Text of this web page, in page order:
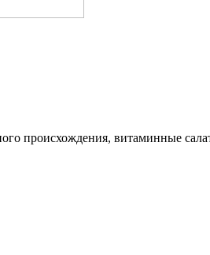
происхождения, витаминные